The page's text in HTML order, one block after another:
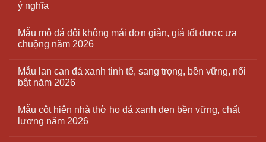
ý nghĩa
Mẫu mộ đá đôi không mái đơn giản, giá tốt được ưa
chuộng năm 2026
Mẫu lan can đá xanh tinh tế, sang trọng, bền vững, nổi
bật năm 2026
Mẫu cột hiên nhà thờ họ đá xanh đen bền vững, chất
lượng năm 2026